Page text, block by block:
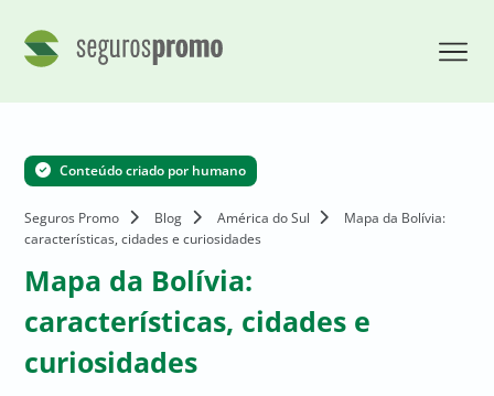
Conteúdo criado por humano
Seguros Promo Blog América do Sul
Mapa da Bolívia:
características, cidades e curiosidades
Mapa da Bolívia:
características, cidades e
curiosidades